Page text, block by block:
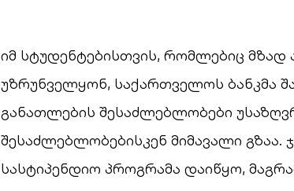
იმ სტუდენტებისთვის, რომლებიც მზად
უზრუნველყონ, საქართველოს ბანკმა
განათლების შესაძლებლობები
შესაძლებლობებისკენ მიმავალი გზაა.
სასტიპენდიო პროგრამა დაიწყო,